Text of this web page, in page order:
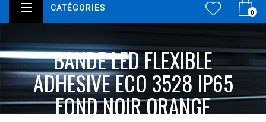
0
CATÉGORIES
BANDE LED FLEXIBLE
ADHESIVE ECO 3528 IP65
FOND NOIR ORANGE